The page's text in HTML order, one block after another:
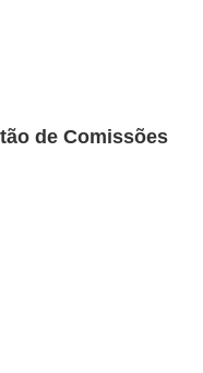
de Comissões